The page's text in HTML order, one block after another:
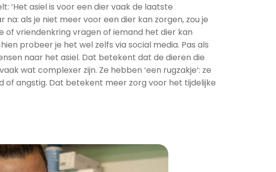
‘Het asiel is voor een dier vaak de laatste
na: als je niet meer voor een dier kan zorgen, zou je
of vriendenkring vragen of iemand het dier kan
probeer je het wel zelfs via social media. Pas als
naar het asiel. Dat betekent dat de dieren die
wat complexer zijn. Ze hebben ‘een rugzakje’: ze
of angstig. Dat betekent meer zorg voor het tijdelijke